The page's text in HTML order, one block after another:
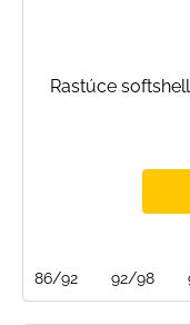
Rastúce
86/92 92/98